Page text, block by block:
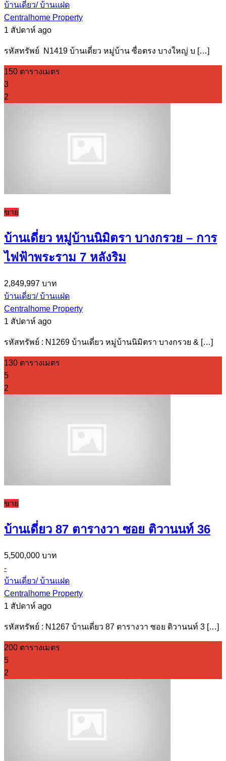
บ้านเดี่ยว/ บ้านแฝด
Centralhome Property
1 สัปดาห์ ago
รหัสทรัพย์ N1419 บ้านเดี่ยว หมู่บ้าน ซื่อตรง บางใหญ่ บ […]
150 ตารางเมตร
3
2
ขาย
บ้านเดี่ยว หมู่บ้านนิมิตรา บางกรวย – การ
ไฟฟ้าพระราม 7 หลังริม
2,849,997 บาท
บ้านเดี่ยว/ บ้านแฝด
Centralhome Property
1 สัปดาห์ ago
รหัสทรัพย์ : N1269 บ้านเดี่ยว หมู่บ้านนิมิตรา บางกรวย & […]
130 ตารางเมตร
5
2
ขาย
บ้านเดี่ยว 87 ตารางวา ซอย ติวานนท์ 36
5,500,000 บาท
-
บ้านเดี่ยว/ บ้านแฝด
Centralhome Property
1 สัปดาห์ ago
รหัสทรัพย์ : N1267 บ้านเดี่ยว 87 ตารางวา ซอย ติวานนท์ 3 […]
200 ตารางเมตร
5
2